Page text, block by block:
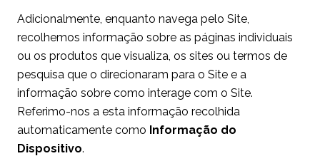
Adicionalmente, enquanto navega pelo Site,
recolhemos informação sobre as páginas individuais
ou os produtos que visualiza, os sites ou termos de
pesquisa que o direcionaram para o Site e a
informação sobre como interage com o Site.
Referimo-nos a esta informação recolhida
automaticamente como Informação do
Dispositivo.